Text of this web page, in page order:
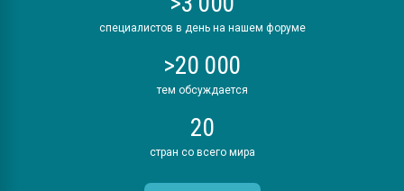
специалистов в день на нашем форуме
>20 000
тем обсуждается
20
стран со всего мира